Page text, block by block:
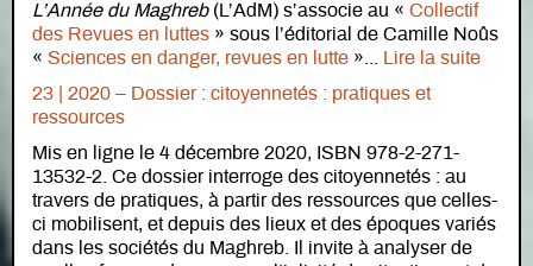
L’Année du Maghreb(L’AdM) s’associe au « Collectif
des Revues en luttes » sous l’éditorial de Camille Noûs
« Sciences en danger, revues en lutte »...
Lire la suite
23 | 2020 – Dossier : citoyennetés : pratiques et
ressources
Mis en ligne le 4 décembre 2020, ISBN 978-2-271-
13532-2. Ce dossier interroge des citoyennetés : au
travers de pratiques, à partir des ressources que celles-
ci mobilisent, et depuis des lieux et des époques variés
dans les sociétés du Maghreb. Il invite à analyser de